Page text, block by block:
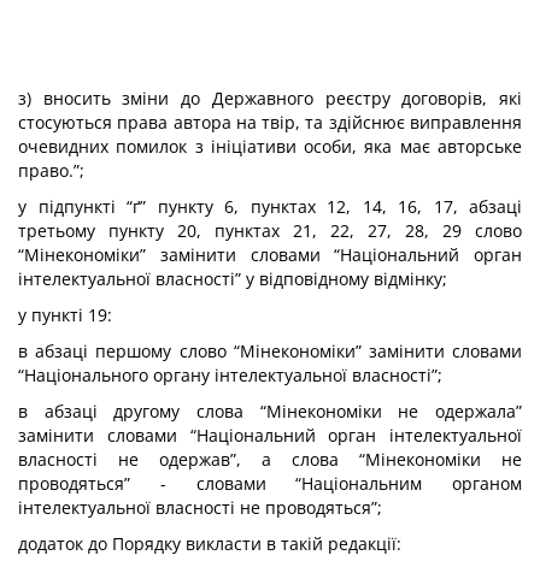
з) вносить зміни до Державного реєстру договорів, які
стосуються права автора на твір, та здійснює виправлення
очевидних помилок з ініціативи особи, яка має авторське
право.”;
у підпункті “ґ” пункту 6, пунктах 12, 14, 16, 17, абзаці
третьому пункту 20, пунктах 21, 22, 27, 28, 29 слово
“Мінекономіки” замінити словами “Національний орган
інтелектуальної власності” у відповідному відмінку;
у пункті 19:
в абзаці першому слово “Мінекономіки” замінити словами
“Національного органу інтелектуальної власності”;
в абзаці другому слова “Мінекономіки не одержала”
замінити словами “Національний орган інтелектуальної
власності не одержав”, а слова “Мінекономіки не
проводяться” - словами “Національним органом
інтелектуальної власності не проводяться”;
додаток до Порядку викласти в такій редакції: